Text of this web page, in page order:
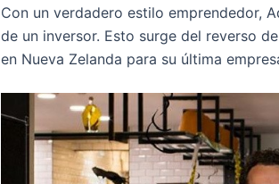
Con un verdadero estilo emprendedor,
de un inversor. Esto surge del reverso
en Nueva Zelanda para su última